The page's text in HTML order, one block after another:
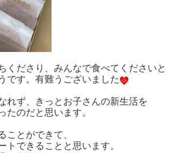
くださり、みんなで食べてくださいと
です。有難うございました
れず、きっとお子さんの新生活を
たのだと思います。
ことができて、
トできることと思います。